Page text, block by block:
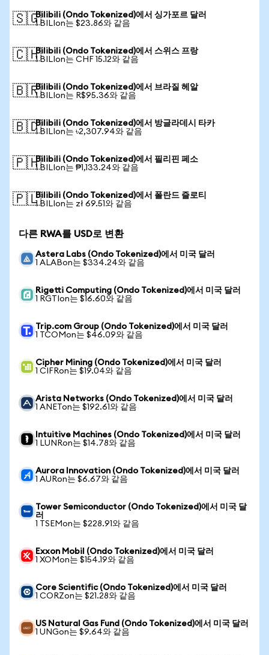
🇸🇬Bilibili (Ondo Tokenized)에서 싱가포르 달러
1 BILIon는 $23.86와 같음
🇨🇭Bilibili (Ondo Tokenized)에서 스위스 프랑
1 BILIon는 CHF 15.12와 같음
🇧🇷Bilibili (Ondo Tokenized)에서 브라질 헤알
1 BILIon는 R$95.36와 같음
🇧🇩Bilibili (Ondo Tokenized)에서 방글라데시 타카
1 BILIon는 ৳2,307.94와 같음
🇵🇭Bilibili (Ondo Tokenized)에서 필리핀 페소
1 BILIon는 ₱1,133.24와 같음
🇵🇱Bilibili (Ondo Tokenized)에서 폴란드 즐로티
1 BILIon는 zł 69.51와 같음
다른 RWA를 USD로 변환
Astera Labs (Ondo Tokenized)에서 미국 달러
1 ALABon는 $334.24와 같음
Rigetti Computing (Ondo Tokenized)에서 미국 달러
1 RGTIon는 $16.60와 같음
Trip.com Group (Ondo Tokenized)에서 미국 달러
1 TCOMon는 $46.09와 같음
Cipher Mining (Ondo Tokenized)에서 미국 달러
1 CIFRon는 $19.04와 같음
Arista Networks (Ondo Tokenized)에서 미국 달러
1 ANETon는 $192.61와 같음
Intuitive Machines (Ondo Tokenized)에서 미국 달러
1 LUNRon는 $14.78와 같음
Aurora Innovation (Ondo Tokenized)에서 미국 달러
1 AURon는 $6.67와 같음
Tower Semiconductor (Ondo Tokenized)에서 미국 달
러
1 TSEMon는 $228.91와 같음
Exxon Mobil (Ondo Tokenized)에서 미국 달러
1 XOMon는 $154.19와 같음
Core Scientific (Ondo Tokenized)에서 미국 달러
1 CORZon는 $21.28와 같음
US Natural Gas Fund (Ondo Tokenized)에서 미국 달러
1 UNGon는 $9.64와 같음